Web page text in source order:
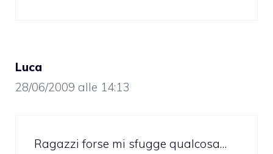
Luca
28/06/2009 alle 14:13
Ragazzi forse mi sfugge qualcosa…